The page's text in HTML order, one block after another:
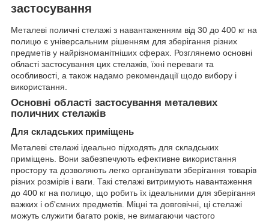
застосування
Металеві поличні стелажі з навантаженням від 30 до 400 кг на
полицю є універсальним рішенням для зберігання різних
предметів у найрізноманітніших сферах. Розглянемо основні
області застосування цих стелажів, їхні переваги та
особливості, а також надамо рекомендації щодо вибору і
використання.
Основні області застосування металевих
поличних стелажів
Для складських приміщень
Металеві стелажі ідеально підходять для складських
приміщень. Вони забезпечують ефективне використання
простору та дозволяють легко організувати зберігання товарів
різних розмірів і ваги. Такі стелажі витримують навантаження
до 400 кг на полицю, що робить їх ідеальними для зберігання
важких і об'ємних предметів. Міцні та довговічні, ці стелажі
можуть служити багато років, не вимагаючи частого